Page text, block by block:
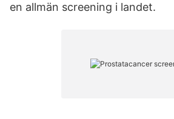
en allmän screening i landet.